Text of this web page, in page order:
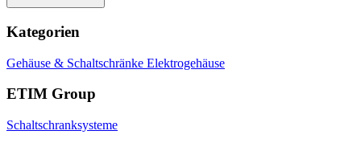
Kategorien
Gehäuse & Schaltschränke Elektrogehäuse
ETIM Group
Schaltschranksysteme